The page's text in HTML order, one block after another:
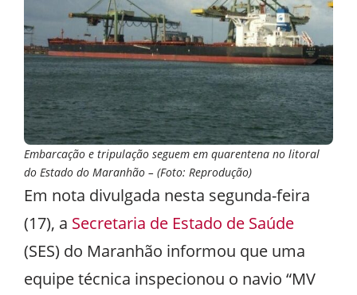
Embarcação e tripulação seguem em quarentena no litoral
do Estado do Maranhão – (Foto: Reprodução)
Em nota divulgada nesta segunda-feira
(17), a Secretaria de Estado de Saúde
(SES) do Maranhão informou que uma
equipe técnica inspecionou o navio “MV